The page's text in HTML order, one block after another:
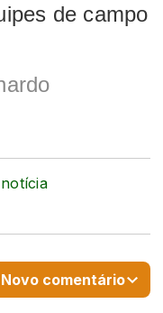
de campo
Novo comentário